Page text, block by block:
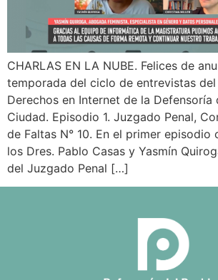
CHARLAS EN LA NUBE. Felices de
temporada del ciclo de entrevistas
Derechos en Internet de la Defensoría
Ciudad. Episodio 1. Juzgado Penal,
de Faltas N° 10. En el primer episodio
los Dres. Pablo Casas y Yasmín
del Juzgado Penal […]